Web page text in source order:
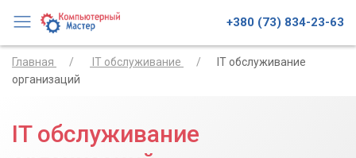
+380 (73) 834-23-63
Главная IT обслуживание
IT обслуживание
организаций
IT обслуживание